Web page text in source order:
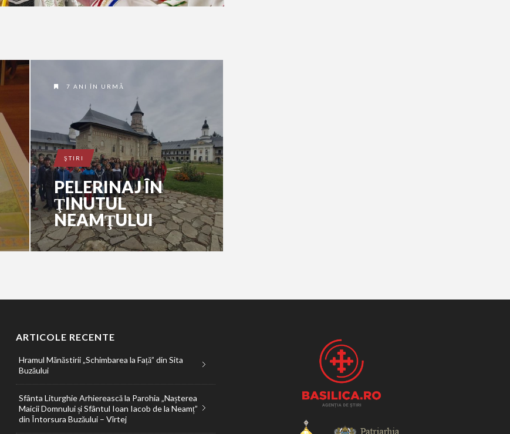
7 ANI ÎN URMĂ
ŞTIRI
PELERINAJ ÎN
ŢINUTUL
NEAMŢULUI
ARTICOLE RECENTE
Hramul Mănăstirii „Schimbarea la Față” din Sita
Buzăului
Sfânta Liturghie Arhierească la Parohia „Nașterea
Maicii Domnului și Sfântul Ioan Iacob de la Neamț”
din Întorsura Buzăului – Vîrtej